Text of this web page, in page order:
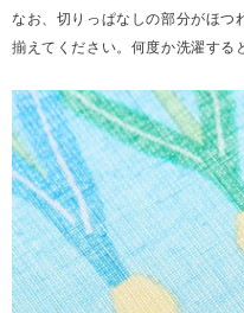
なお、切りっぱなしの部分がほつ
揃えてください。何度か洗濯する